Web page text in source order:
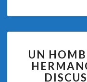
UN